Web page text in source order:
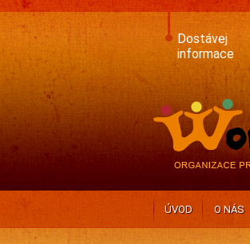
Skip
to
content
Dostávej
informace
ÚVOD O NÁS